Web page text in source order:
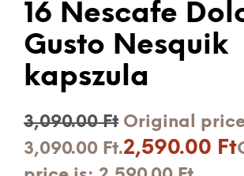
16 Nescafe
Gusto Nesquik
kapszula
3,090.00Ft Original
3,090.00 Ft.2,590.00 Ft